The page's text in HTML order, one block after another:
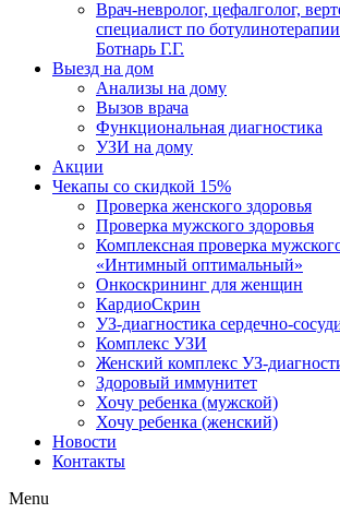
Врач-невролог, цефалголог,
специалист по
Ботнарь Г.Г.
Выезд на дом
Анализы на дому
Вызов врача
Функциональная диагностика
УЗИ на дому
Акции
Чекапы со скидкой 15%
Проверка женского здоровья
Проверка мужского здоровья
Комплексная проверка
«Интимный оптимальный»
Онкоcкрининг для женщин
КардиоСкрин
УЗ-диагностика сердечно-
Комплекс УЗИ
Женский комплекс УЗ-
Здоровый иммунитет
Хочу ребенка (мужской)
Хочу ребенка (женский)
Новости
Контакты
Menu